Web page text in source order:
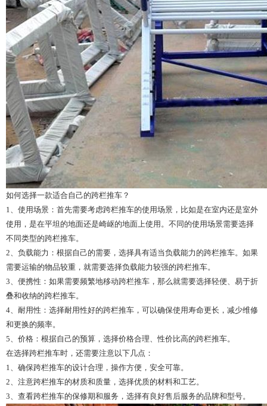
如何选择一款适合自己的跨栏推车？
1、使用场景：首先需要考虑跨栏推车的使用场景，比如是在室内还是室外
使用，是在平坦的地面还是崎岖的地面上使用。不同的使用场景需要选择
不同类型的跨栏推车。
2、负载能力：根据自己的需要，选择具有适当负载能力的跨栏推车。如果
需要运输的物品较重，就需要选择负载能力较强的跨栏推车。
3、便携性：如果需要频繁地移动跨栏推车，那么就需要选择轻便、易于折
叠和收纳的跨栏推车。
4、耐用性：选择耐用性好的跨栏推车，可以确保使用寿命更长，减少维修
和更换的频率。
5、价格：根据自己的预算，选择价格合理、性价比高的跨栏推车。
在选择跨栏推车时，还需要注意以下几点：
1、确保跨栏推车的设计合理，操作方便，安全可靠。
2、注意跨栏推车的材质和质量，选择优质的材料和工艺。
3、查看跨栏推车的保修期和服务，选择有良好售后服务的品牌和型号。